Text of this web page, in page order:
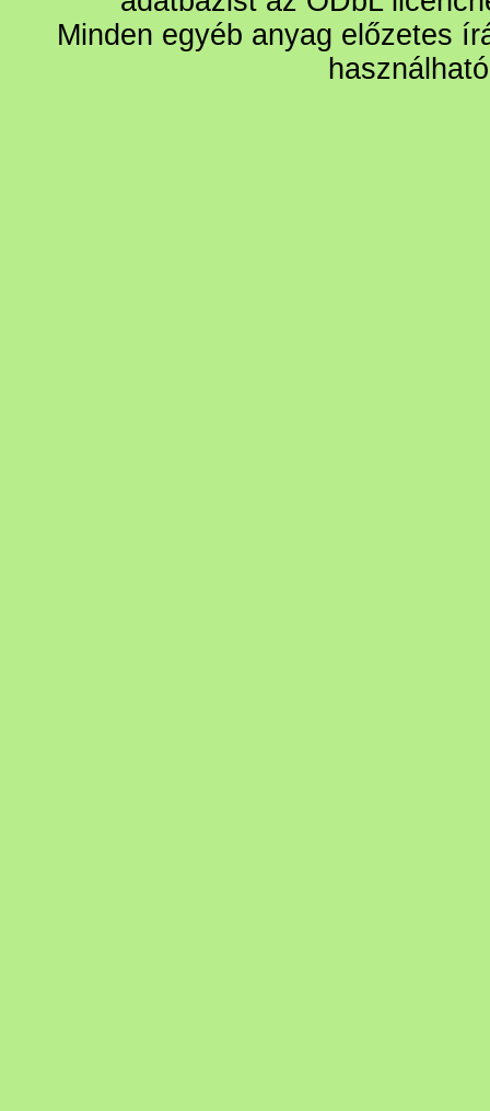
Minden egyéb anyag előzetes